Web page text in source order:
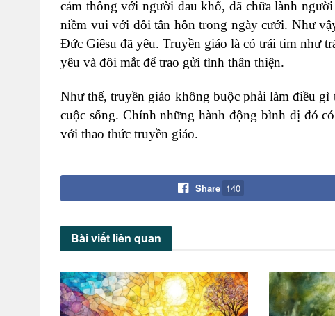
cảm thông với người đau khổ, đã chữa lành
niềm vui với đôi tân hôn trong ngày cưới. Như
Đức Giêsu đã yêu. Truyền giáo là có trái tim như
yêu và đôi mắt để trao gửi tình thân thiện.
Như thế, truyền giáo không buộc phải làm điều
cuộc sống. Chính những hành động bình dị đó
với thao thức truyền giáo.
Share 140
Bài viết liên quan